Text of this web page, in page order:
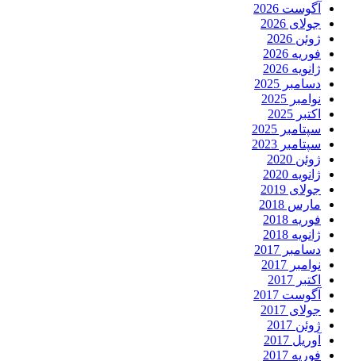
آگوست 2026
جولای 2026
ژوئن 2026
فوریه 2026
ژانویه 2026
دسامبر 2025
نوامبر 2025
اکتبر 2025
سپتامبر 2025
سپتامبر 2023
ژوئن 2020
ژانویه 2020
جولای 2019
مارس 2018
فوریه 2018
ژانویه 2018
دسامبر 2017
نوامبر 2017
اکتبر 2017
آگوست 2017
جولای 2017
ژوئن 2017
آوریل 2017
فوریه 2017